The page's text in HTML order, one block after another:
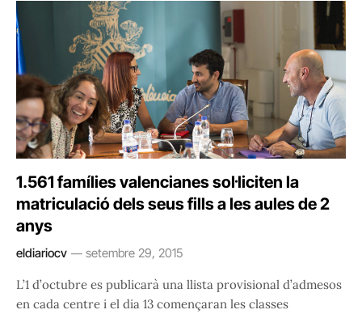
1.561 famílies valencianes sol·liciten la
matriculació dels seus fills a les aules de 2
anys
eldiariocv setembre 29, 2015
L’1 d’octubre es publicarà una llista provisional d’admesos
en cada centre i el dia 13 començaran les classes